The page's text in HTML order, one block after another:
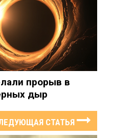
прорыв в
дыр
СТАТЬЯ